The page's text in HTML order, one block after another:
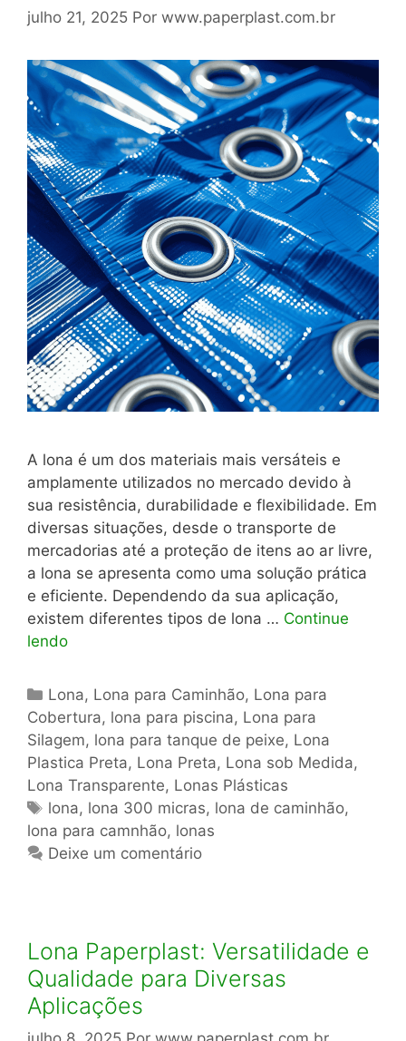
julho 21, 2025 Por www.paperplast.com.br
A lona é um dos materiais mais versáteis e
amplamente utilizados no mercado devido à
sua resistência, durabilidade e flexibilidade. Em
diversas situações, desde o transporte de
mercadorias até a proteção de itens ao ar livre,
a lona se apresenta como uma solução prática
e eficiente. Dependendo da sua aplicação,
existem diferentes tipos de lona … Continue
lendo
Categorias
Lona, Lona para Caminhão, Lona para
Cobertura, lona para piscina, Lona para
Silagem, lona para tanque de peixe, Lona
Plastica Preta, Lona Preta, Lona sob Medida,
Lona Transparente, Lonas Plásticas
Tags
lona, lona 300 micras, lona de caminhão,
lona para camnhão, lonas
Deixe um comentário
Lona Paperplast: Versatilidade e
Qualidade para Diversas
Aplicações